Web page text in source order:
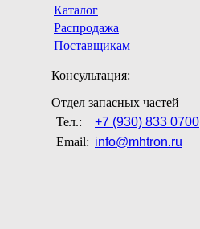
Каталог
Распродажа
Поставщикам
Консультация:
Отдел запасных частей
Тел.:
+7 (930) 833 0700
Email: info@mhtron.ru